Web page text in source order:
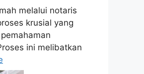
melalui notaris
krusial yang
ini melibatkan